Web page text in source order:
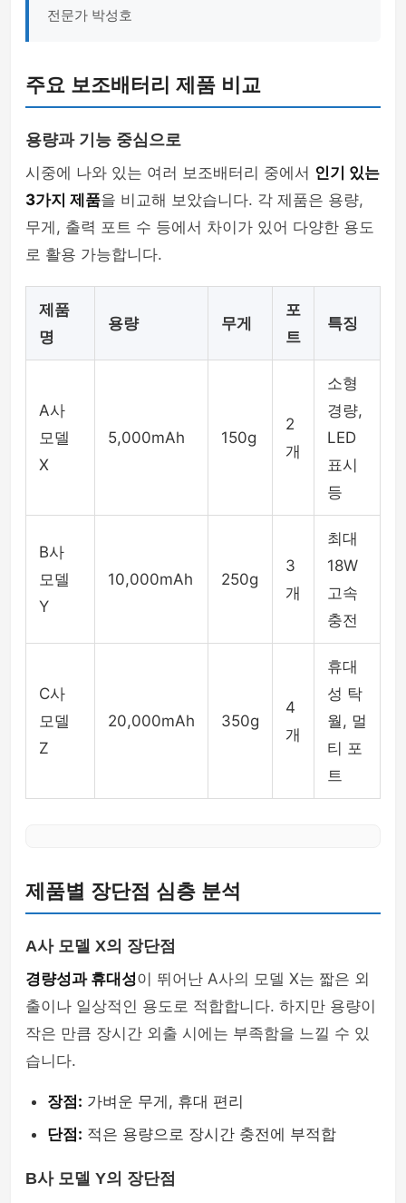
전문가 박성호
주요 보조배터리 제품 비교
용량과 기능 중심으로
시중에 나와 있는 여러 보조배터리 중에서 인기 있는
3가지 제품을 비교해 보았습니다. 각 제품은 용량,
무게, 출력 포트 수 등에서 차이가 있어 다양한 용도
로 활용 가능합니다.
제품
명
용량 무게
포
트
특징
A사
모델
X
5,000mAh 150g
2
개
소형
경량,
LED
표시
등
B사
모델
Y
10,000mAh 250g
3
개
최대
18W
고속
충전
C사
모델
Z
20,000mAh 350g
4
개
휴대
성 탁
월, 멀
티 포
트
제품별 장단점 심층 분석
A사 모델 X의 장단점
경량성과 휴대성이 뛰어난 A사의 모델 X는 짧은 외
출이나 일상적인 용도로 적합합니다. 하지만 용량이
작은 만큼 장시간 외출 시에는 부족함을 느낄 수 있
습니다.
장점: 가벼운 무게, 휴대 편리
단점: 적은 용량으로 장시간 충전에 부적합
B사 모델 Y의 장단점